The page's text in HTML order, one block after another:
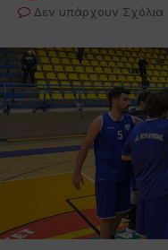
Δεν υπάρχουν Σχόλια